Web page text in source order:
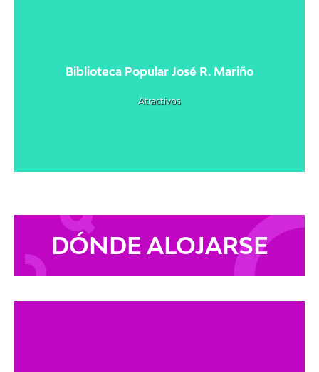
Biblioteca Popular José R. Mariño
Atractivos
DÓNDE ALOJARSE